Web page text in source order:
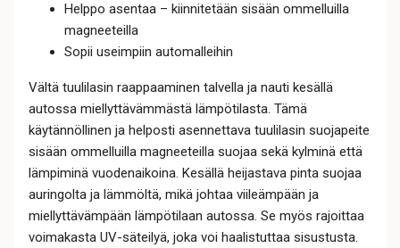
Helppo asentaa – kiinnitetään sisään ommelluilla
magneeteilla
Sopii useimpiin automalleihin
Vältä tuulilasin raappaaminen talvella ja nauti kesällä
autossa miellyttävämmästä lämpötilasta. Tämä
käytännöllinen ja helposti asennettava tuulilasin suojapeite
sisään ommelluilla magneeteilla suojaa sekä kylminä että
lämpiminä vuodenaikoina. Kesällä heijastava pinta suojaa
auringolta ja lämmöltä, mikä johtaa viileämpään ja
miellyttävämpään lämpötilaan autossa. Se myös rajoittaa
voimakasta UV-säteilyä, joka voi haalistuttaa sisustusta.